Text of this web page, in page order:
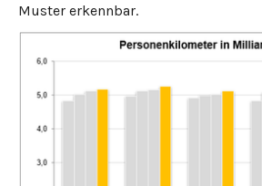
Muster erkennbar.